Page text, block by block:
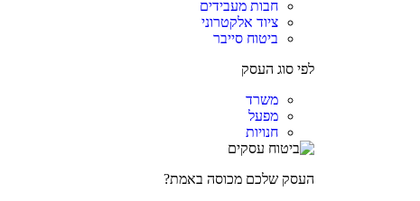
חבות מעבידים
ציוד אלקטרוני
ביטוח סייבר
לפי סוג העסק
משרד
מפעל
חנויות
העסק שלכם מכוסה באמת?